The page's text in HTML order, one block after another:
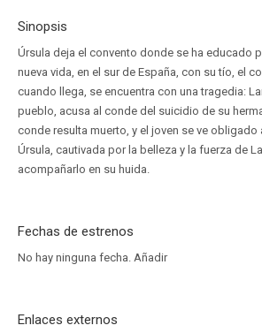
Sinopsis
Úrsula deja el convento donde se ha educado
nueva vida, en el sur de España, con su tío, el
cuando llega, se encuentra con una tragedia:
pueblo, acusa al conde del suicidio de su
conde resulta muerto, y el joven se ve
Úrsula, cautivada por la belleza y la fuerza de
acompañarlo en su huida.
Fechas de estrenos
No hay ninguna fecha. Añadir
Enlaces externos